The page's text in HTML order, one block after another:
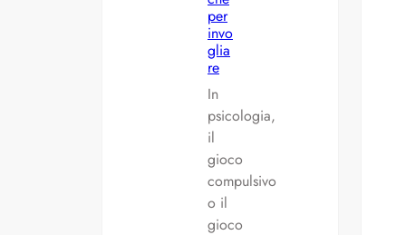
per
invo
glia
re
In
psicologia,
il
gioco
compulsivo
o il
gioco